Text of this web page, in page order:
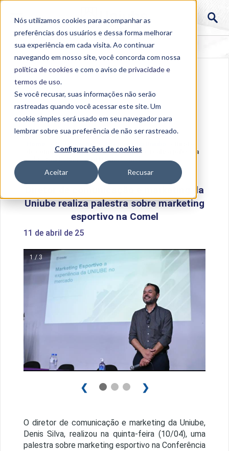
Nós utilizamos cookies para acompanhar as
preferências dos usuários e dessa forma melhorar
sua experiência em cada visita. Ao continuar
navegando em nosso site, você concorda com nossa
política de cookies e com o aviso deprivacidade e
termos de uso.
Se você recusar, suas informações não serão
rastreadas quando você acessar este site. Um
cookie simples será usado em seu navegador para
lembrar sobre sua preferência de não ser rastreado.
Configurações de cookies
Aceitar Recusar
de comunicação e marketing da Uniube realiza palestra
sobre marketing esportivo na Comel
Diretor de comunicação e marketing da
Uniube realiza palestra sobre marketing
esportivo na Comel
11 de abril de 25
1 / 3
❮ ❯
O diretor de comunicação e marketing da Uniube,
Denis Silva, realizou na quinta-feira (10/04), uma
palestra sobre marketing esportivo na Conferência